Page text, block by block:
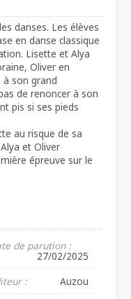
danses. Les élèves
en danse classique
Lisette et Alya
Oliver en
son grand
de renoncer à son
pis si ses pieds
au risque de sa
et Oliver
épreuve sur le
de parution :
27/02/2025
:
Auzou